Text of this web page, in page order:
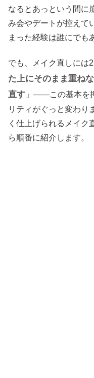
なるとあっという間
み会やデートが控えて
まった経験は誰にでも
でも、メイク直しには
た上にそのまま重ね
直す 」——この基本を
リティがぐっと変わり
く仕上げられるメイク
ら順番に紹介します。